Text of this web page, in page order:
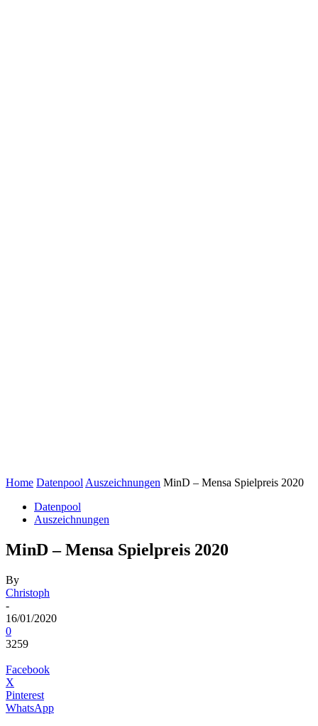
Home Datenpool Auszeichnungen MinD – Mensa Spielpreis 2020
Datenpool
Auszeichnungen
MinD – Mensa Spielpreis 2020
By
Christoph
-
16/01/2020
0
3259
Facebook
X
Pinterest
WhatsApp